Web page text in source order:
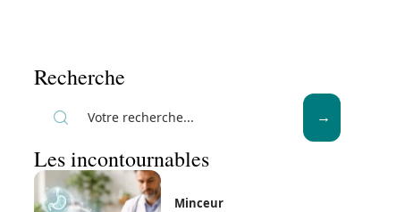
Recherche
Les incontournables
Minceur